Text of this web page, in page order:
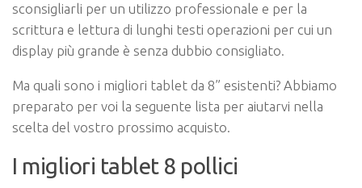
sconsigliarli per un utilizzo professionale e per la
scrittura e lettura di lunghi testi operazioni per cui un
display più grande è senza dubbio consigliato.
Ma quali sono i migliori tablet da 8” esistenti? Abbiamo
preparato per voi la seguente lista per aiutarvi nella
scelta del vostro prossimo acquisto.
I migliori tablet 8 pollici